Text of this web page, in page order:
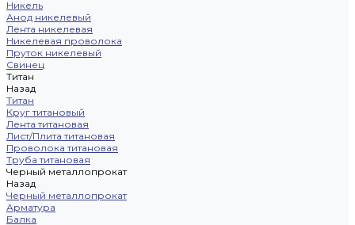
Никель
Анод никелевый
Лента никелевая
Никелевая проволока
Пруток никелевый
Свинец
Титан
Назад
Титан
Круг титановый
Лента титановая
Лист/Плита титановая
Проволока титановая
Труба титановая
Черный металлопрокат
Назад
Черный металлопрокат
Арматура
Балка